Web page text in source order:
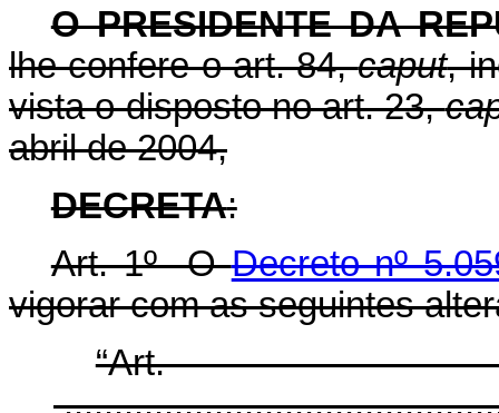
O PRESIDENTE DA
lhe confere o art. 84,caput,
vista o disposto no art. 23,
abril de 2004,
DECRETA:
Art. 1º ODecreto nº
vigorar com as seguintes